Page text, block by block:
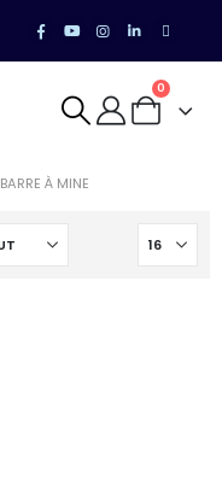
0
BARRE À MINE